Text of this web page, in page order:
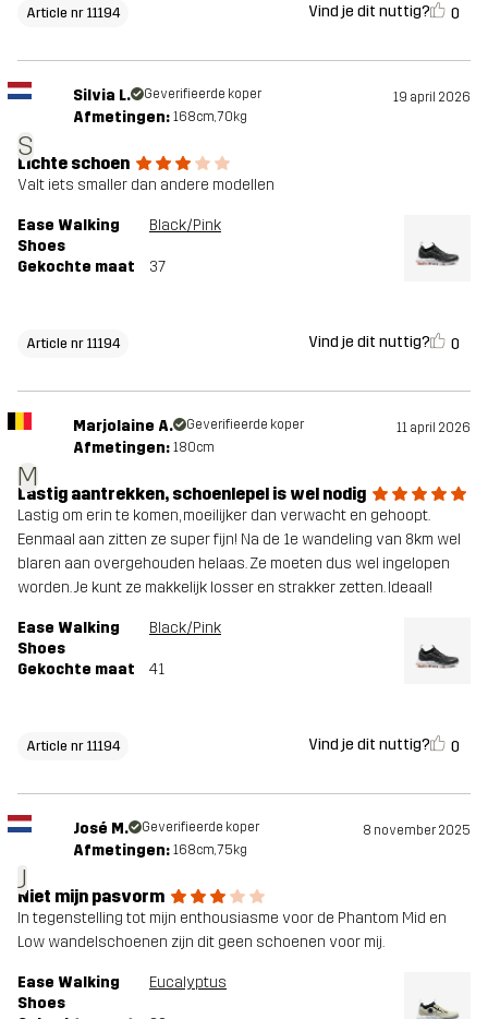
Article nr 11194 Vind je dit nuttig? 0
S
Silvia L. Geverifieerde koper 19 april 2026
Afmetingen: 168cm, 70kg
Lichte schoen
Valt iets smaller dan andere modellen
Ease Walking
Shoes
Black/Pink
Gekochte maat 37
Article nr 11194 Vind je dit nuttig? 0
M
Marjolaine A. Geverifieerde koper 11 april 2026
Afmetingen: 180cm
Lastig aantrekken, schoenlepel is wel nodig
Lastig om erin te komen, moeilijker dan verwacht en gehoopt.
Eenmaal aan zitten ze super fijn! Na de 1e wandeling van 8km wel
blaren aan overgehouden helaas. Ze moeten dus wel ingelopen
worden. Je kunt ze makkelijk losser en strakker zetten. Ideaal!
Ease Walking
Shoes
Black/Pink
Gekochte maat 41
Article nr 11194 Vind je dit nuttig? 0
J
José M. Geverifieerde koper 8 november 2025
Afmetingen: 168cm, 75kg
Niet mijn pasvorm
In tegenstelling tot mijn enthousiasme voor de Phantom Mid en
Low wandelschoenen zijn dit geen schoenen voor mij.
Ease Walking
Shoes
Eucalyptus